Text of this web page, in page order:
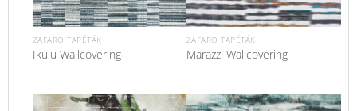
ZAFARO TAPÉTÁK
Ikulu Wallcovering
ZAFARO TAPÉTÁK
Marazzi Wallcovering